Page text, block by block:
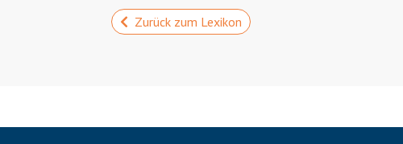
Zurück zum Lexikon